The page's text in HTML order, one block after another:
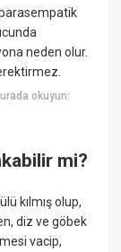
neden olur.
okuyun:
mi?
kılmış olup,
diz ve göbek
vacip,